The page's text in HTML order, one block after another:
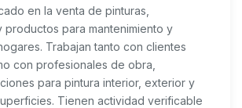
en la venta de pinturas,
productos para mantenimiento y
Trabajan tanto con clientes
con profesionales de obra,
para pintura interior, exterior y
Tienen actividad verificable